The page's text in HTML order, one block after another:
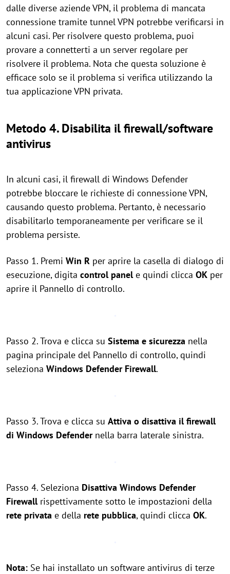
dalle diverse aziende VPN, il problema di mancata
connessione tramite tunnel VPN potrebbe verificarsi in
alcuni casi. Per risolvere questo problema, puoi
provare a connetterti a un server regolare per
risolvere il problema. Nota che questa soluzione è
efficace solo se il problema si verifica utilizzando la
tua applicazione VPN privata.
Metodo 4. Disabilita il firewall/software
antivirus
In alcuni casi, il firewall di Windows Defender
potrebbe bloccare le richieste di connessione VPN,
causando questo problema. Pertanto, è necessario
disabilitarlo temporaneamente per verificare se il
problema persiste.
Passo 1. Premi Win R per aprire la casella di dialogo di
esecuzione, digita control panele quindi clicca OK per
aprire il Pannello di controllo.
Passo 2. Trova e clicca su Sistema e sicurezza nella
pagina principale del Pannello di controllo, quindi
seleziona Windows Defender Firewall.
Passo 3. Trova e clicca su Attiva o disattiva il firewall
di Windows Defendernella barra laterale sinistra.
Passo 4. Seleziona Disattiva Windows Defender
Firewallrispettivamente sotto le impostazioni della
rete privata e della rete pubblica, quindi clicca OK.
Nota: Se hai installato un software antivirus di terze